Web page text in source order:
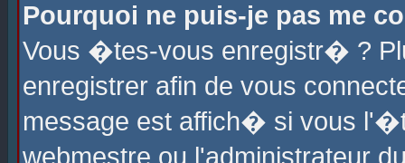
Pourquoi ne puis-je pas me
Vous �tes-vous enregistr� ?
enregistrer afin de vous
message est affich� si vous
webmestre ou l'administrateur